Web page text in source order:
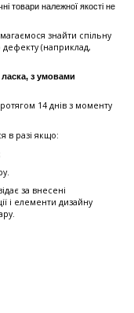
товари належної якості не
знайти спільну
дефекту (наприклад,
з умовами
14 днів з моменту
в разі якщо:
за внесені
і елементи дизайну